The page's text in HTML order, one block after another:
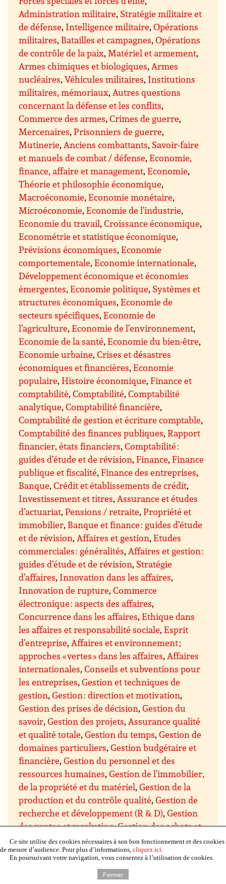
Administration militaire, Stratégie militaire et
de défense, Intelligence militaire,Opérations
militaires, Batailles et campagnes,Opérations
de contrôle de la paix,Matériel et armement,
Armes chimiques et biologiques,Armes
nucléaires,Véhicules militaires, Institutions
militaires, mémoriaux,Autres questions
concernant la défense et les conflits,
Commerce des armes,Crimes de guerre,
Mercenaires,Prisonniers de guerre,
Mutinerie,Anciens combattants, Savoir-faire
et manuels de combat / défense,Economie,
finance, affaire et management,Economie,
Théorie et philosophie économique,
Macroéconomie,Economie monétaire,
Microéconomie,Economie de l’industrie,
Economie du travail,Croissance économique,
Econométrie et statistique économique,
Prévisions économiques,Economie
comportementale,Economie internationale,
Développement économique et économies
émergentes,Economie politique, Systèmes et
structures économiques,Economie de
secteurs spécifiques,Economie de
l’agriculture,Economie de l’environnement,
Economie de la santé,Economie du bien-être,
Economie urbaine,Crises et désastres
économiques et financières,Economie
populaire,Histoire économique,Finance et
comptabilité,Comptabilité,Comptabilité
analytique,Comptabilité financière,
Comptabilité de gestion et écriture comptable,
Comptabilité des finances publiques,Rapport
financier, états financiers,Comptabilité :
guides d’étude et de révision,Finance,Finance
publique et fiscalité,Finance des entreprises,
Banque,Crédit et établissements de crédit,
Investissement et titres,Assurance et études
d’actuariat,Pensions / retraite,Propriété et
immobilier, Banque et finance : guides d’étude
et de révision,Affaires et gestion,Etudes
commerciales : généralités,Affaires et gestion :
guides d’étude et de révision, Stratégie
d’affaires, Innovation dans les affaires,
Innovation de rupture,Commerce
électronique : aspects des affaires,
Concurrence dans les affaires,Ethique dans
les affaires et responsabilité sociale,Esprit
d’entreprise,Affaires et environnement ;
approches « vertes » dans les affaires,Affaires
internationales,Conseils et subventions pour
les entreprises,Gestion et techniques de
gestion,Gestion : direction et motivation,
Gestion des prises de décision,Gestion du
savoir,Gestion des projets,Assurance qualité
et qualité totale,Gestion du temps,Gestion de
domaines particuliers,Gestion budgétaire et
financière,Gestion du personnel et des
ressources humaines,Gestion de l’immobilier,
de la propriété et du matériel,Gestion de la
production et du contrôle qualité,Gestion de
recherche et développement (R & D),Gestion
des ventes et marketing,Gestion des achats et
des approvisionnements,Gestion de la
distribution et de la logistique,Négociation
commerciale
Communication et présentation
Mathématiques et système
Ce site utilise des cookies nécessaires à son bon fonctionnement et des cookies
de mesure d’audience. Pour plus d’informations, cliquez ici.
En poursuivant votre navigation, vous consentez à l’utilisation de cookies.
Fermer